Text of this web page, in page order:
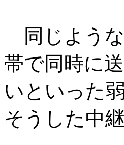
同じような
帯で同時に
いといった
そうした中